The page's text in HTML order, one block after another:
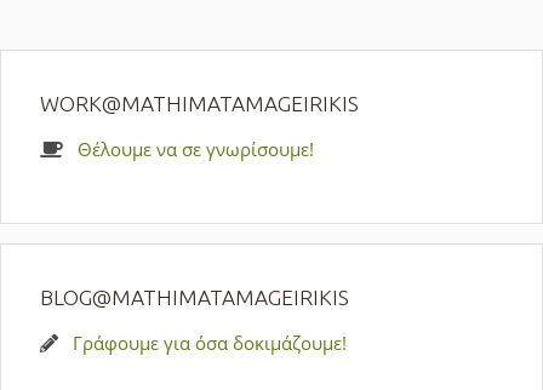
WORK@MATHIMATAMAGEIRIKIS
Θέλουμε να σε γνωρίσουμε!
BLOG@MATHIMATAMAGEIRIKIS
Γράφουμε για όσα δοκιμάζουμε!